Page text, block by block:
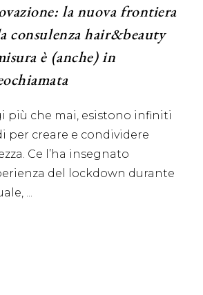
la nuova frontiera
consulenza hair&beauty
è (anche) in
più che mai, esistono infiniti
per creare e condividere
Ce l’ha insegnato
del lockdown durante